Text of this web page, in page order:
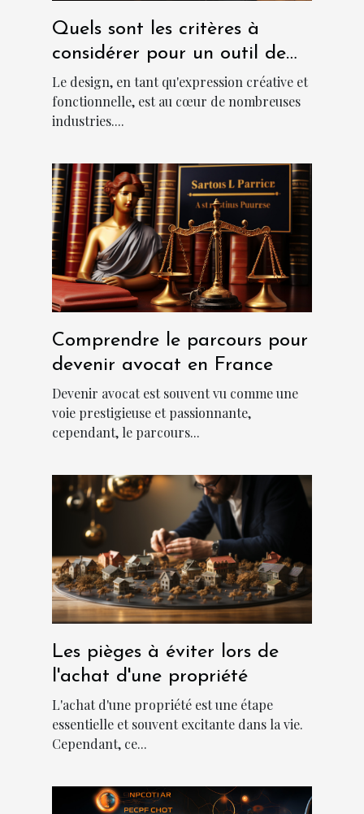
Quels sont les critères à
considérer pour un outil de
design abordable et
performant?
Le design, en tant qu'expression créative et
fonctionnelle, est au cœur de nombreuses
industries....
Comprendre le parcours pour
devenir avocat en France
Devenir avocat est souvent vu comme une
voie prestigieuse et passionnante,
cependant, le parcours...
Les pièges à éviter lors de
l'achat d'une propriété
L'achat d'une propriété est une étape
essentielle et souvent excitante dans la vie.
Cependant, ce...